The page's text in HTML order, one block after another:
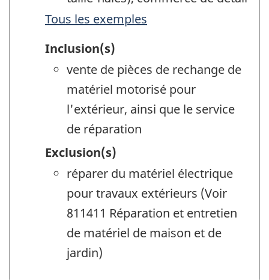
Tous les exemples
Inclusion(s)
vente de pièces de rechange de
matériel motorisé pour
l'extérieur, ainsi que le service
de réparation
Exclusion(s)
réparer du matériel électrique
pour travaux extérieurs (Voir
811411 Réparation et entretien
de matériel de maison et de
jardin)